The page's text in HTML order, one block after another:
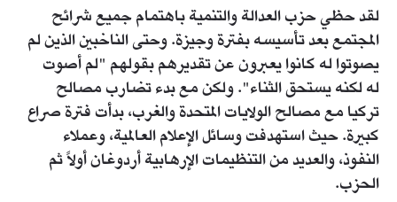
لقد حظي حزب العدالة والتنمية باهتمام جميع شرائح
المجتمع بعد تأسيسه بفترة وجيزة. وحتى الناخبين الذين لم
يصوتوا له كانوا يعبرون عن تقديرهم بقولهم "لم أصوت
له لكنه يستحق الثناء". ولكن مع بدء تضارب مصالح
تركيا مع مصالح الولايات المتحدة والغرب، بدأت فترة صراع
كبيرة. حيث استهدفت وسائل الإعلام العالمية، وعملاء
النفوذ، والعديد من التنظيمات الإرهابية أردوغان أولاً ثم
الحزب.